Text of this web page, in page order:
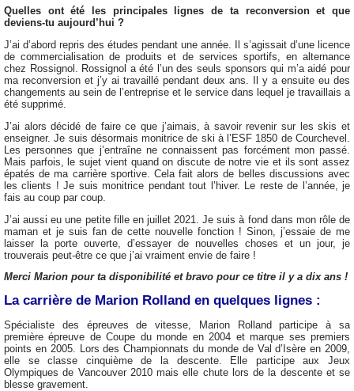
Quelles ont été les principales lignes de ta reconversion et que
deviens-tu aujourd’hui ?
J’ai d’abord repris des études pendant une année. Il s’agissait d’une licence
de commercialisation de produits et de services sportifs, en alternance
chez Rossignol. Rossignol a été l’un des seuls sponsors qui m’a aidé pour
ma reconversion et j’y ai travaillé pendant deux ans. Il y a ensuite eu des
changements au sein de l’entreprise et le service dans lequel je travaillais a
été supprimé.
J’ai alors décidé de faire ce que j’aimais, à savoir revenir sur les skis et
enseigner. Je suis désormais monitrice de ski à l’ESF 1850 de Courchevel.
Les personnes que j’entraîne ne connaissent pas forcément mon passé.
Mais parfois, le sujet vient quand on discute de notre vie et ils sont assez
épatés de ma carrière sportive. Cela fait alors de belles discussions avec
les clients ! Je suis monitrice pendant tout l’hiver. Le reste de l’année, je
fais au coup par coup.
J’ai aussi eu une petite fille en juillet 2021. Je suis à fond dans mon rôle de
maman et je suis fan de cette nouvelle fonction ! Sinon, j’essaie de me
laisser la porte ouverte, d’essayer de nouvelles choses et un jour, je
trouverais peut-être ce que j’ai vraiment envie de faire !
Merci Marion pour ta disponibilité et bravo pour ce titre il y a dix ans !
La carrière de Marion Rolland en quelques lignes :
Spécialiste des épreuves de vitesse, Marion Rolland participe à sa
première épreuve de Coupe du monde en 2004 et marque ses premiers
points en 2005. Lors des Championnats du monde de Val d’Isère en 2009,
elle se classe cinquième de la descente. Elle participe aux Jeux
Olympiques de Vancouver 2010 mais elle chute lors de la descente et se
blesse gravement.